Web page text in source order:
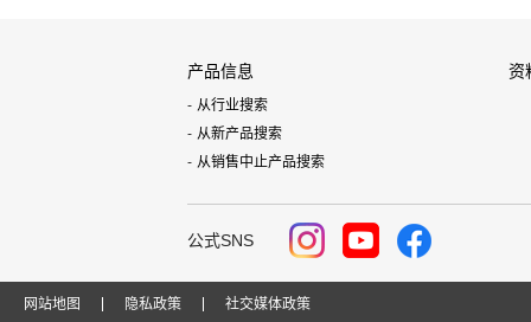
产品信息
从行业搜索
从新产品搜索
从销售中止产品搜索
资
公式SNS
网站地图 隐私政策 社交媒体政策